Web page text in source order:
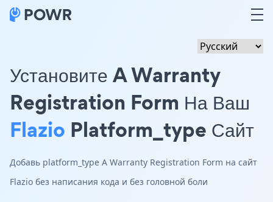
Установите A Warranty
Registration Form На Ваш
Flazio Platform_type Сайт
Добавь platform_type A Warranty Registration Form на сайт
Flazio без написания кода и без головной боли